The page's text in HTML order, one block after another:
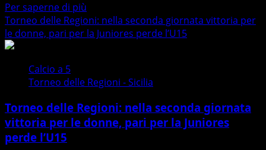
Per saperne di più
informazioni
su
di
a
5:
Torneo delle Regioni: nella seconda giornata vittoria per
le donne, pari per la Juniores perde l’U15
Calcio a 5
Torneo delle Regioni - Sicilia
Torneo delle Regioni: nella seconda giornata
vittoria per le donne, pari per la Juniores
perde l’U15